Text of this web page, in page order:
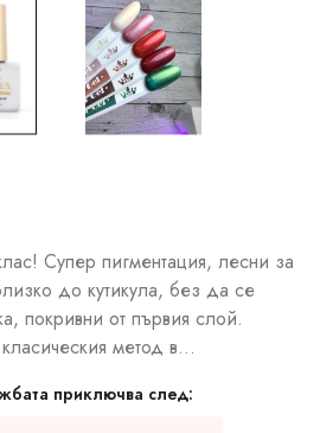
Супер пигментация, лесни за
до кутикула, без да се
покривни от първия слой.
метод в...
приключва след: